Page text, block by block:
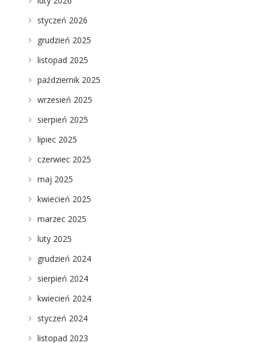
styczeń 2026
grudzień 2025
listopad 2025
październik 2025
wrzesień 2025
sierpień 2025
lipiec 2025
czerwiec 2025
maj 2025
kwiecień 2025
marzec 2025
luty 2025
grudzień 2024
sierpień 2024
kwiecień 2024
styczeń 2024
listopad 2023